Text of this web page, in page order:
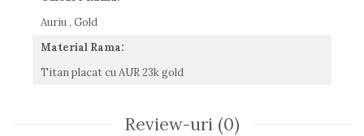
Auriu , Gold
Material Rama:
Titan placat cu AUR 23k gold
Review-uri (0)